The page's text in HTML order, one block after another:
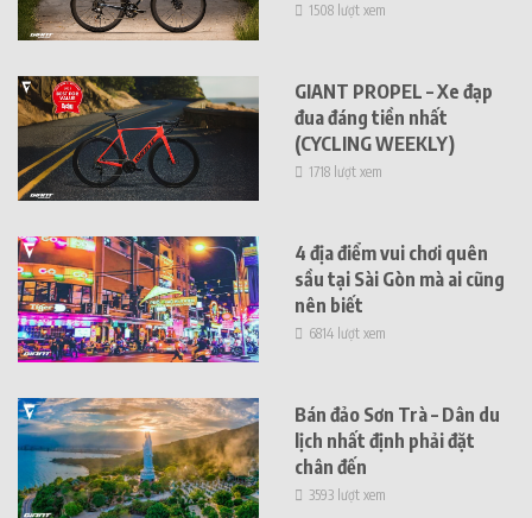
1508 lượt xem
GIANT PROPEL – Xe đạp
đua đáng tiền nhất
(CYCLING WEEKLY)
1718 lượt xem
4 địa điểm vui chơi quên
sầu tại Sài Gòn mà ai cũng
nên biết
6814 lượt xem
Bán đảo Sơn Trà – Dân du
lịch nhất định phải đặt
chân đến
3593 lượt xem